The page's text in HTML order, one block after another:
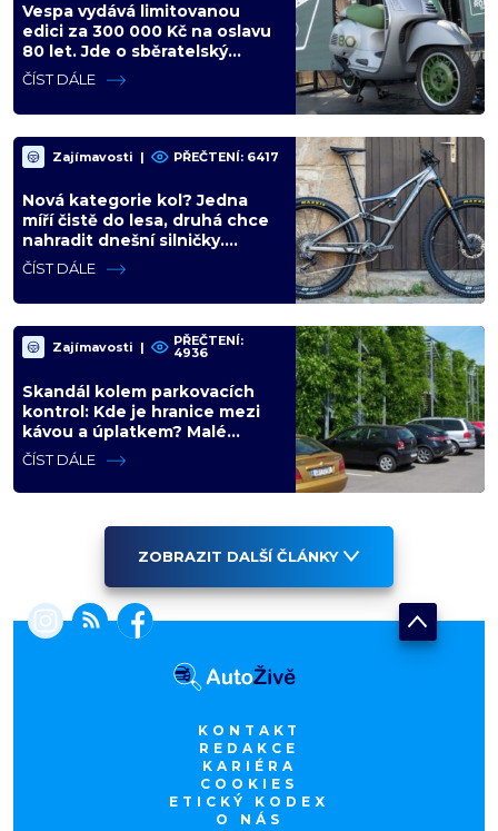
Vespa vydává limitovanou
edici za 300 000 Kč na oslavu
80 let. Jde o sběratelský
kalkul místo jízdního upgradu
ČÍST DÁLE
Zajímavosti | PŘEČTENÍ: 6417
Nová kategorie kol? Jedna
míří čistě do lesa, druhá chce
nahradit dnešní silničky.
Cyklisté mají rozporuplné
názory
ČÍST DÁLE
Zajímavosti | PŘEČTENÍ:
4936
Skandál kolem parkovacích
kontrol: Kde je hranice mezi
kávou a úplatkem? Malé
město, malá výhoda, velký
problém
ČÍST DÁLE
ZOBRAZIT DALŠÍ ČLÁNKY
KONTAKT
REDAKCE
KARIÉRA
COOKIES
ETICKÝ KODEX
O NÁS